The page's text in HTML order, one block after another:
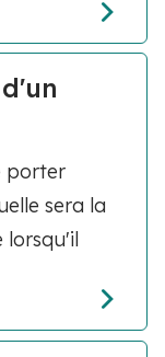
porter
sera la
lorsqu'il